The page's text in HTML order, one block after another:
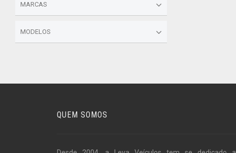
MARCAS
MODELOS
QUEM SOMOS